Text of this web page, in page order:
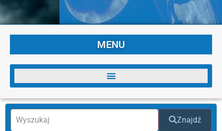
MENU
Znajdź